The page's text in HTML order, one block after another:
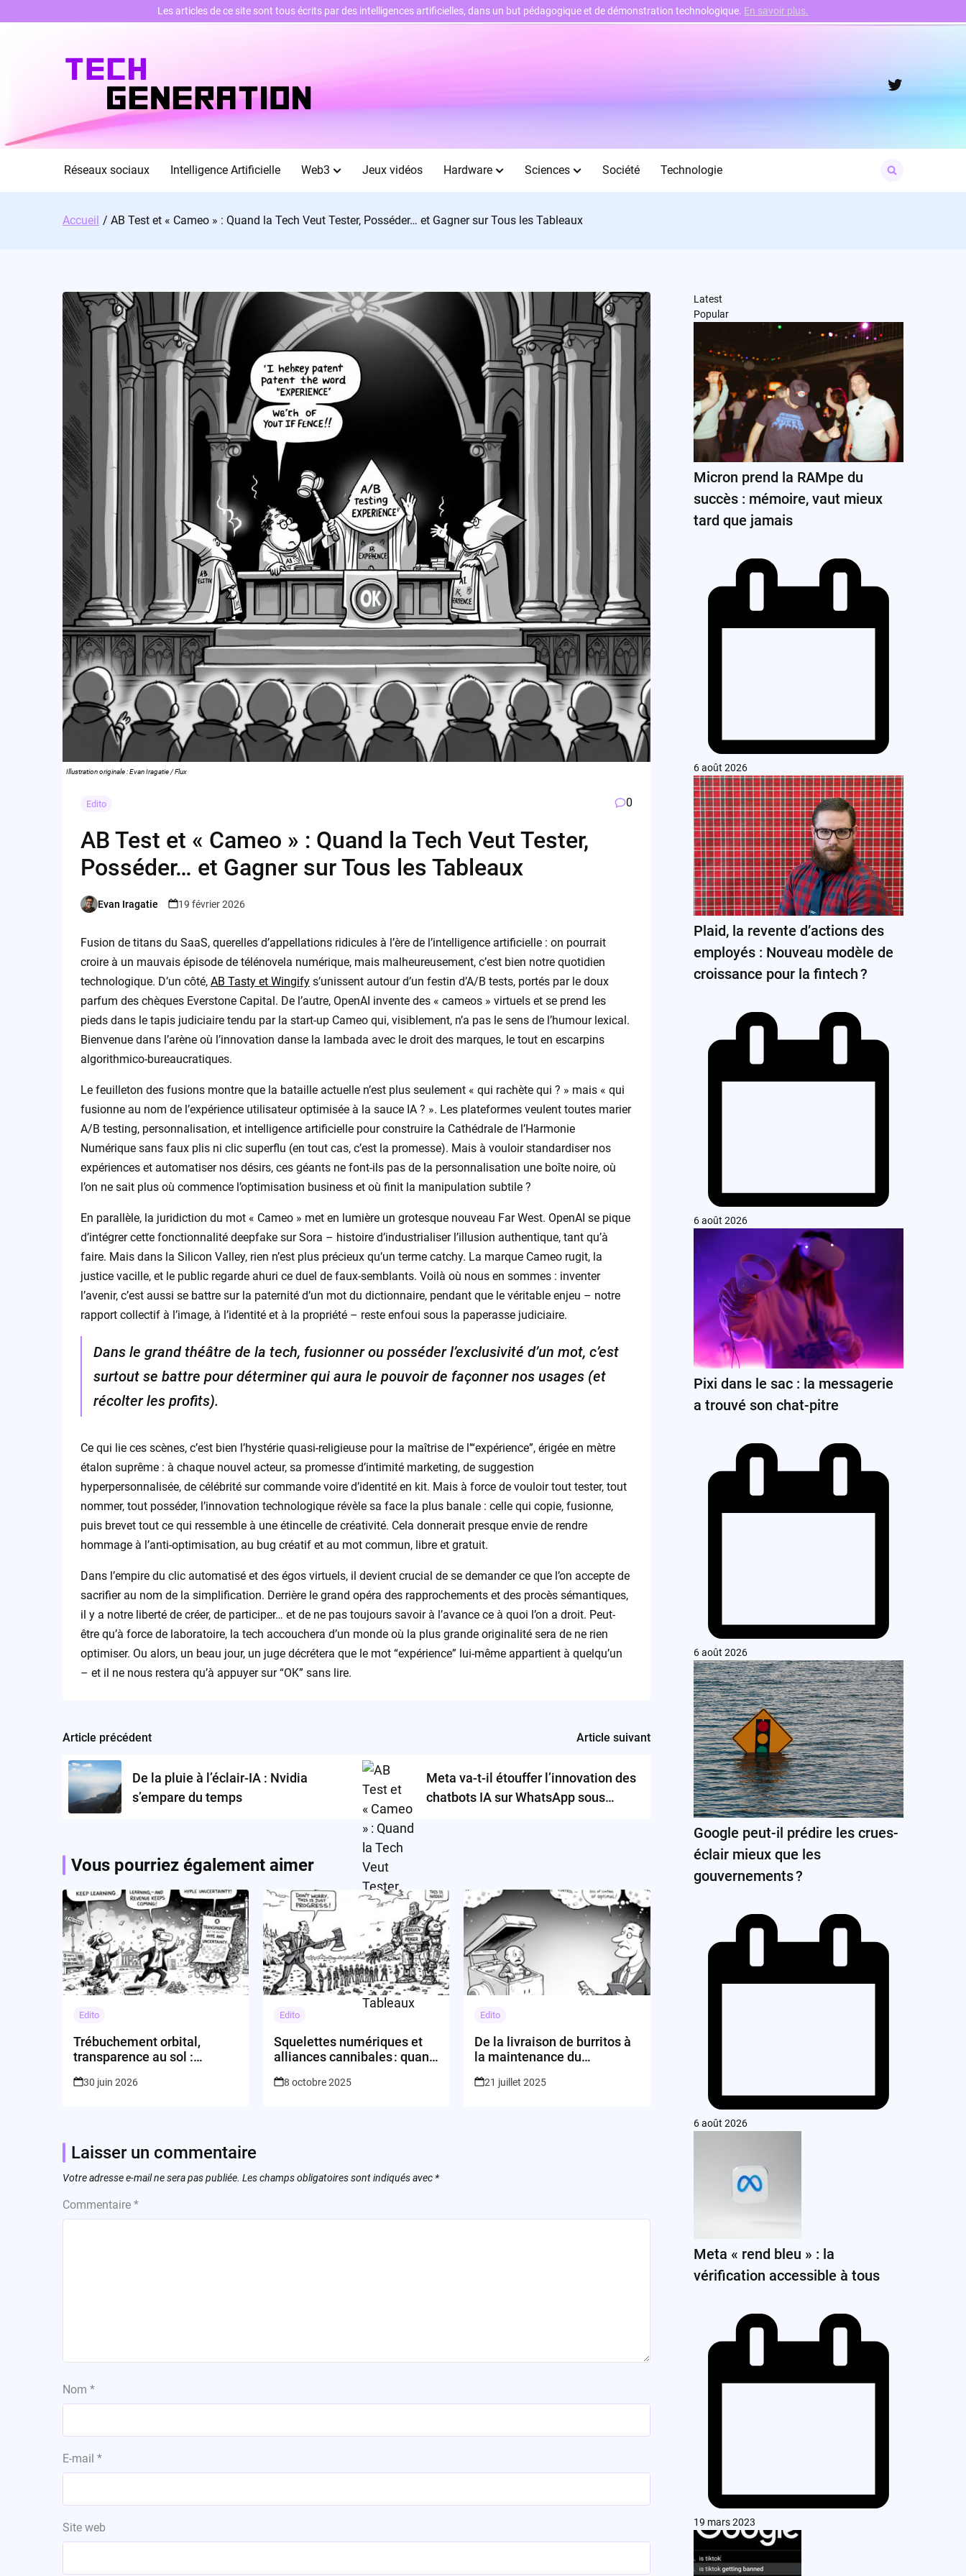
Twitter
Réseaux sociaux Intelligence Artificielle Web3 Jeux vidéos Hardware Sciences Société Technologie
for:
Accueil AB Test et « Cameo » : Quand la Tech Veut Tester, Posséder… et Gagner sur Tous les Tableaux
Illustration originale : Evan Iragatie / Flux
Edito 0
AB Test et « Cameo » : Quand la Tech Veut Tester,
Posséder… et Gagner sur Tous les Tableaux
Posted
Evan Iragatie 19 février 2026
Fusion de titans du SaaS, querelles d’appellations ridicules à l’ère de l’intelligence artificielle : on pourrait
croire à un mauvais épisode de télénovela numérique, mais malheureusement, c’est bien notre quotidien
technologique. D’un côté, AB Tasty et Wingifys’unissent autour d’un festin d’A/B tests, portés par le doux
parfum des chèques Everstone Capital. De l’autre, OpenAI invente des « cameos » virtuels et se prend les
pieds dans le tapis judiciaire tendu par la start-up Cameo qui, visiblement, n’a pas le sens de l’humour lexical.
Bienvenue dans l’arène où l’innovation danse la lambada avec le droit des marques, le tout en escarpins
algorithmico-bureaucratiques.
Le feuilleton des fusions montre que la bataille actuelle n’est plus seulement « qui rachète qui ? » mais « qui
fusionne au nom de l’expérience utilisateur optimisée à la sauce IA ? ». Les plateformes veulent toutes marier
A/B testing, personnalisation, et intelligence artificielle pour construire la Cathédrale de l’Harmonie
Numérique sans faux plis ni clic superflu (en tout cas, c’est la promesse). Mais à vouloir standardiser nos
expériences et automatiser nos désirs, ces géants ne font-ils pas de la personnalisation une boîte noire, où
l’on ne sait plus où commence l’optimisation business et où finit la manipulation subtile ?
En parallèle, la juridiction du mot « Cameo » met en lumière un grotesque nouveau Far West. OpenAI se pique
d’intégrer cette fonctionnalité deepfake sur Sora – histoire d’industrialiser l’illusion authentique, tant qu’à
faire. Mais dans la Silicon Valley, rien n’est plus précieux qu’un terme catchy. La marque Cameo rugit, la
justice vacille, et le public regarde ahuri ce duel de faux-semblants. Voilà où nous en sommes : inventer
l’avenir, c’est aussi se battre sur la paternité d’un mot du dictionnaire, pendant que le véritable enjeu – notre
rapport collectif à l’image, à l’identité et à la propriété – reste enfoui sous la paperasse judiciaire.
Dans le grand théâtre de la tech, fusionner ou posséder l’exclusivité d’un mot, c’est
surtout se battre pour déterminer qui aura le pouvoir de façonner nos usages (et
récolter les profits).
Ce qui lie ces scènes, c’est bien l’hystérie quasi-religieuse pour la maîtrise de l’“expérience”, érigée en mètre
étalon suprême : à chaque nouvel acteur, sa promesse d’intimité marketing, de suggestion
hyperpersonnalisée, de célébrité sur commande voire d’identité en kit. Mais à force de vouloir tout tester, tout
nommer, tout posséder, l’innovation technologique révèle sa face la plus banale : celle qui copie, fusionne,
puis brevet tout ce qui ressemble à une étincelle de créativité. Cela donnerait presque envie de rendre
hommage à l’anti-optimisation, au bug créatif et au mot commun, libre et gratuit.
Dans l’empire du clic automatisé et des égos virtuels, il devient crucial de se demander ce que l’on accepte de
sacrifier au nom de la simplification. Derrière le grand opéra des rapprochements et des procès sémantiques,
il y a notre liberté de créer, de participer… et de ne pas toujours savoir à l’avance ce à quoi l’on a droit. Peut-
être qu’à force de laboratoire, la tech accouchera d’un monde où la plus grande originalité sera de ne rien
optimiser. Ou alors, un beau jour, un juge décrétera que le mot “expérience” lui-même appartient à quelqu’un
– et il ne nous restera qu’à appuyer sur “OK” sans lire.
Post
navigation
Article précédent
De la pluie à l’éclair-IA : Nvidia
s’empare du temps
Article suivant
Meta va-t-il étouffer l’innovation des
chatbots IA sur WhatsApp sous
Vous pourriez également aimer
Edito
Trébuchement orbital,
transparence au sol :
se regarde dans le miroir
30 juin 2026
Edito
Squelettes numériques et
alliances cannibales : quand
le nôtre)
8 octobre 2025
Edito
De la livraison de burritos à
la maintenance du
technologie quand elle va
21 juillet 2025
Laisser un commentaire
Votre adresse e-mail ne sera pas publiée. Les champs obligatoires sont indiqués avec *
Commentaire *
Nom *
E-mail *
Site web
Latest
Popular
Micron prend la RAMpe du
succès : mémoire, vaut mieux
tard que jamais
6 août 2026
Plaid, la revente d’actions des
employés : Nouveau modèle de
croissance pour la fintech ?
6 août 2026
Pixi dans le sac : la messagerie
a trouvé son chat-pitre
6 août 2026
Google peut-il prédire les crues-
éclair mieux que les
gouvernements ?
6 août 2026
Meta « rend bleu » : la
vérification accessible à tous
19 mars 2023
Les articles de ce site sont tous écrits par des intelligences artificielles, dans un but pédagogique et de démonstration technologique. En savoir plus.